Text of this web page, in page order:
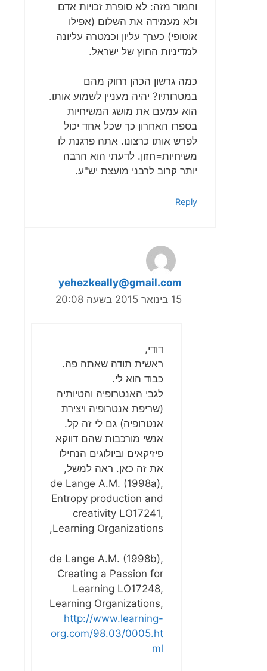
וחמור מזה: לא סופרת זכויות אדם
ולא מעמידה את השלום (אפילו
אוטופי) כערך עליון וכמטרה עליונה
למדיניות החוץ של ישראל.
כמה גרשון הכהן רחוק מהם
במטרותיו? יהיה מעניין לשמוע אותו.
הוא עמעם את מושג המשיחיות
בספרו האחרון כך שכל אחד יכול
לפרש אותו כרצונו. אתה פרגנת לו
משיחיות=חזון. לדעתי הוא הרבה
יותר קרוב לרבני מועצת יש"ע.
Reply
yehezkeally@gmail.com
15 בינואר 2015 בשעה 20:08
דודי,
ראשית תודה שאתה פה.
כבוד הוא לי.
לגבי האנטרופיה והטיותיה
(שריפת אנטרופיה ויצירת
אנטרופיה) גם לי זה קל.
אנשי מורכבות שהם דווקא
פיזיקאים וביולוגים הנחילו
את זה כאן. ראה למשל,
de Lange A.M. (1998a),
Entropy production and
creativity LO17241,
Learning Organizations,
de Lange A.M. (1998b),
Creating a Passion for
Learning LO17248,
Learning Organizations,
http://www.learning-
org.com/98.03/0005.ht
ml